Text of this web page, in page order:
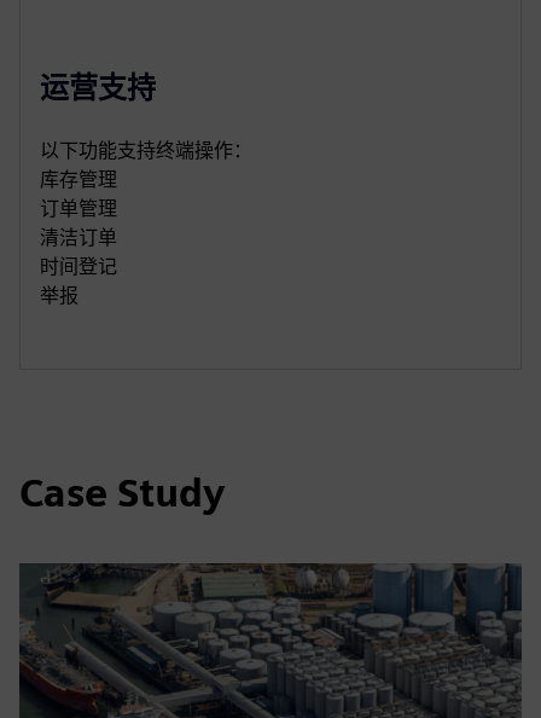
运营支持
以下功能支持终端操作：
库存管理
订单管理
清洁订单
时间登记
举报
Case Study